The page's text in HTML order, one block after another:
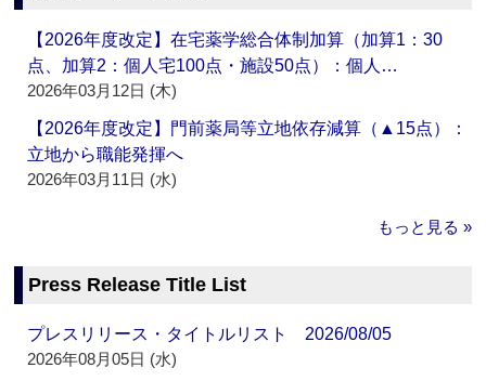
【2026年度改定】在宅薬学総合体制加算（加算1：30
点、加算2：個人宅100点・施設50点）：個人…
2026年03月12日 (木)
【2026年度改定】門前薬局等立地依存減算（▲15点）：
立地から職能発揮へ
2026年03月11日 (水)
もっと見る »
Press Release Title List
プレスリリース・タイトルリスト 2026/08/05
2026年08月05日 (水)